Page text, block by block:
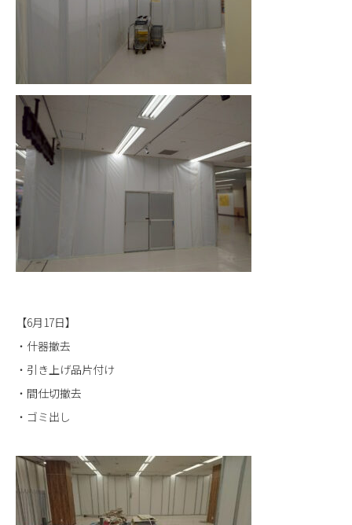
【6月17日】
・什器撤去
・引き上げ品片付け
・間仕切撤去
・ゴミ出し